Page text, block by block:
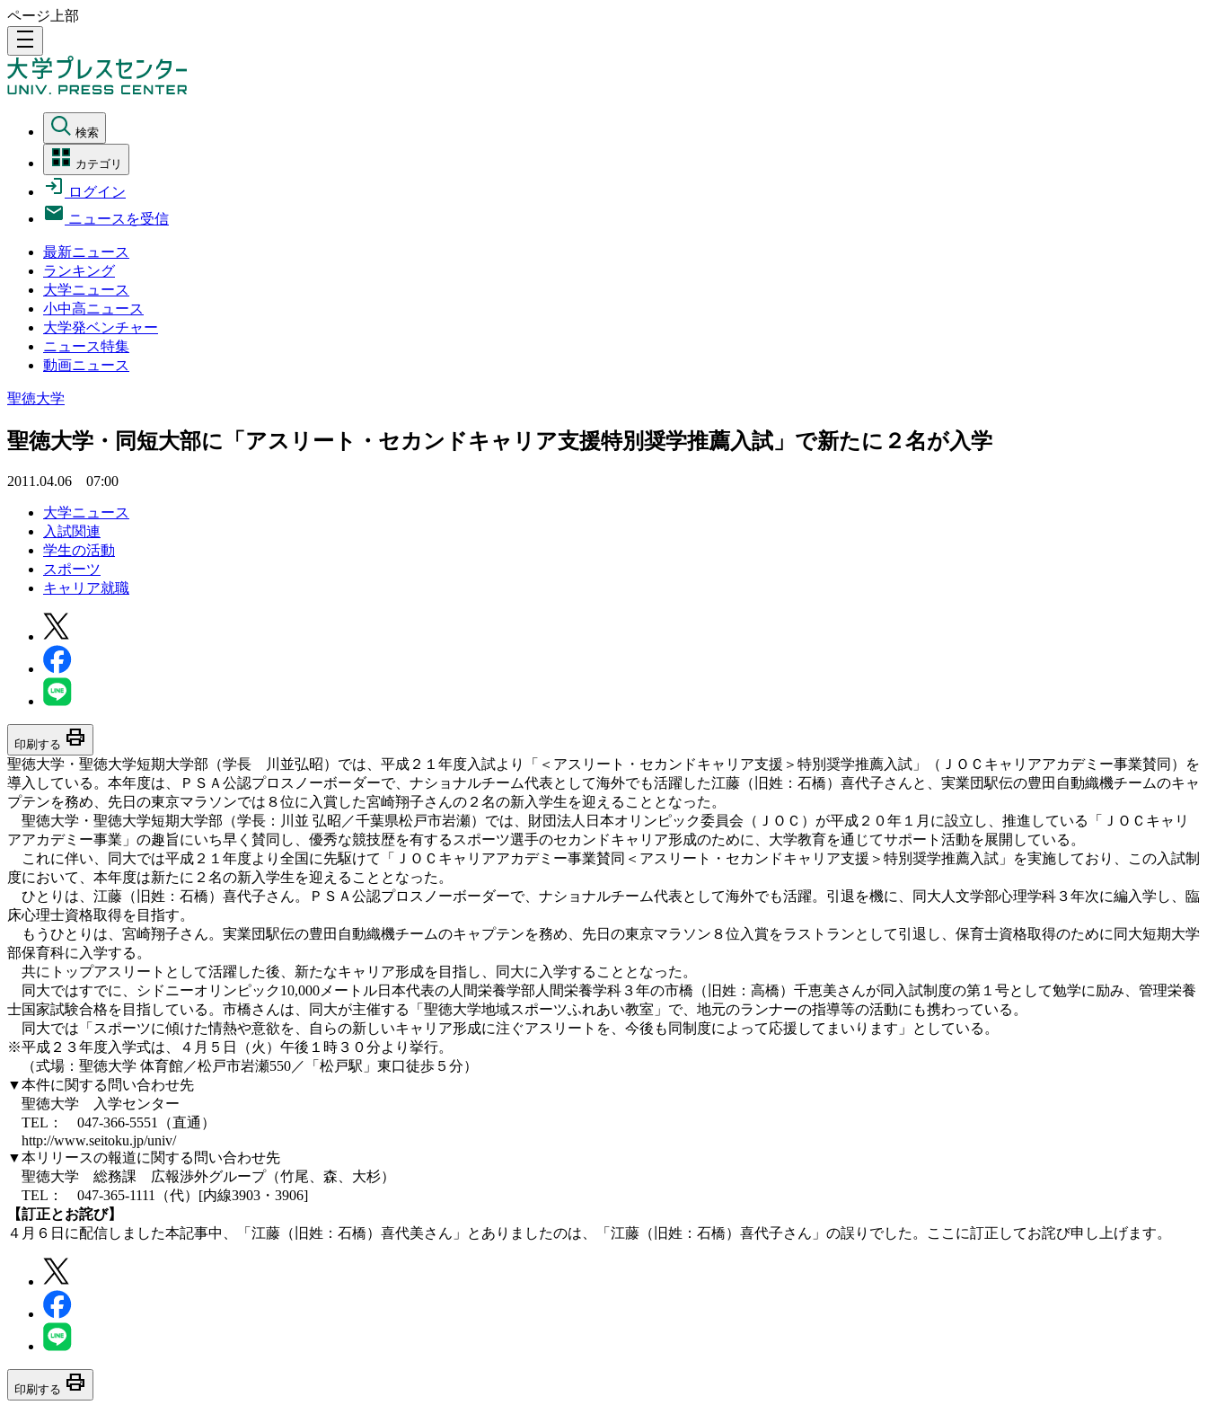
ページ上部
density_medium
検索
カテゴリ
ログイン
ニュースを受信
最新ニュース
ランキング
大学ニュース
小中高ニュース
大学発ベンチャー
ニュース特集
動画ニュース
聖徳大学
聖徳大学・同短大部に「アスリート・セカンドキャリア支援特別奨学推薦入試」で新たに２名が入学
2011.04.06 07:00
大学ニュース
入試関連
学生の活動
スポーツ
キャリア就職
印刷する print
聖徳大学・聖徳大学短期大学部（学長 川並弘昭）では、平成２１年度入試より「＜アスリート・セカンドキャリア支援＞特別奨学推薦入試」（ＪＯＣキャリアアカデミー事業賛同）を
導入している。本年度は、ＰＳＡ公認プロスノーボーダーで、ナショナルチーム代表として海外でも活躍した江藤（旧姓：石橋）喜代子さんと、実業団駅伝の豊田自動織機チームのキャ
プテンを務め、先日の東京マラソンでは８位に入賞した宮崎翔子さんの２名の新入学生を迎えることとなった。
聖徳大学・聖徳大学短期大学部（学長：川並 弘昭／千葉県松戸市岩瀬）では、財団法人日本オリンピック委員会（ＪＯＣ）が平成２０年１月に設立し、推進している「ＪＯＣキャリ
アアカデミー事業」の趣旨にいち早く賛同し、優秀な競技歴を有するスポーツ選手のセカンドキャリア形成のために、大学教育を通じてサポート活動を展開している。
これに伴い、同大では平成２１年度より全国に先駆けて「ＪＯＣキャリアアカデミー事業賛同＜アスリート・セカンドキャリア支援＞特別奨学推薦入試」を実施しており、この入試制
度において、本年度は新たに２名の新入学生を迎えることとなった。
ひとりは、江藤（旧姓：石橋）喜代子さん。ＰＳＡ公認プロスノーボーダーで、ナショナルチーム代表として海外でも活躍。引退を機に、同大人文学部心理学科３年次に編入学し、臨
床心理士資格取得を目指す。
もうひとりは、宮崎翔子さん。実業団駅伝の豊田自動織機チームのキャプテンを務め、先日の東京マラソン８位入賞をラストランとして引退し、保育士資格取得のために同大短期大学
部保育科に入学する。
共にトップアスリートとして活躍した後、新たなキャリア形成を目指し、同大に入学することとなった。
同大ではすでに、シドニーオリンピック10,000メートル日本代表の人間栄養学部人間栄養学科３年の市橋（旧姓：高橋）千恵美さんが同入試制度の第１号として勉学に励み、管理栄養
士国家試験合格を目指している。市橋さんは、同大が主催する「聖徳大学地域スポーツふれあい教室」で、地元のランナーの指導等の活動にも携わっている。
同大では「スポーツに傾けた情熱や意欲を、自らの新しいキャリア形成に注ぐアスリートを、今後も同制度によって応援してまいります」としている。
※平成２３年度入学式は、４月５日（火）午後１時３０分より挙行。
（式場：聖徳大学 体育館／松戸市岩瀬550／「松戸駅」東口徒歩５分）
▼本件に関する問い合わせ先
聖徳大学 入学センター
TEL： 047-366-5551（直通）
http://www.seitoku.jp/univ/
▼本リリースの報道に関する問い合わせ先
聖徳大学 総務課 広報渉外グループ（竹尾、森、大杉）
TEL： 047-365-1111（代）[内線3903・3906]
【訂正とお詫び】
４月６日に配信しました本記事中、「江藤（旧姓：石橋）喜代美さん」とありましたのは、「江藤（旧姓：石橋）喜代子さん」の誤りでした。ここに訂正してお詫び申し上げます。
印刷する print